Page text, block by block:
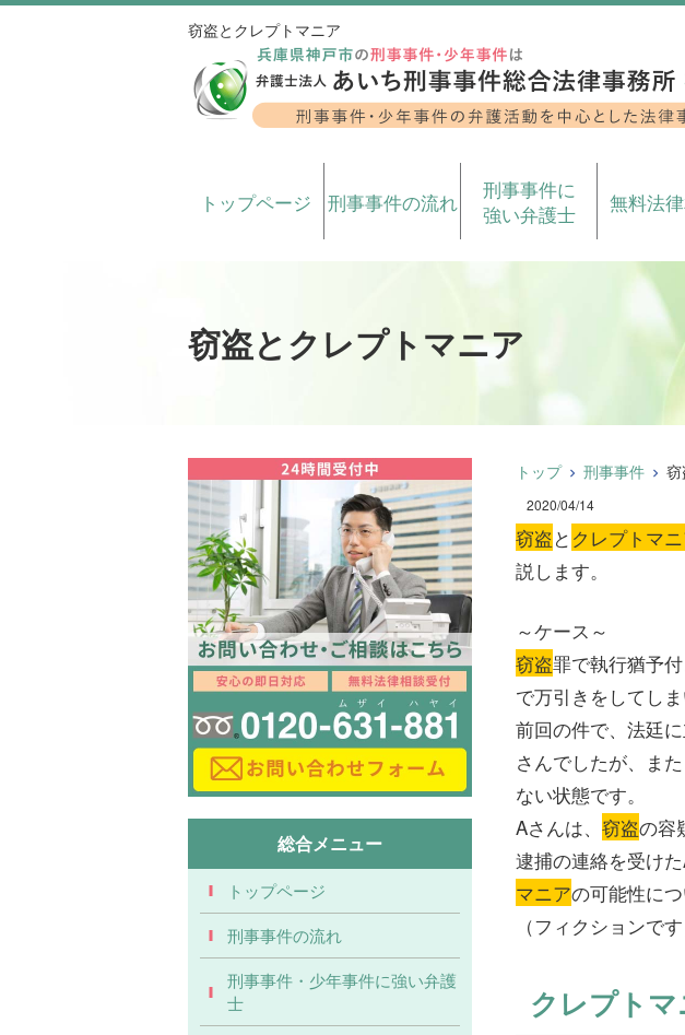
窃盗とクレプトマニア
トップページ 刑事事件の流れ
刑事事件に
強い弁護士
無料法
窃盗とクレプトマニア
トップ 刑事事件
2020/04/14
窃盗と クレプトマ
説します。
～ケース～
窃盗罪で執行猶予
で万引きをしてしま
前回の件で、法廷
さんでしたが、ま
ない状態です。
Aさんは、 窃盗の容
逮捕の連絡を受け
マニアの可能性に
（フィクションです
クレプト
総合メニュー
トップページ
刑事事件の流れ
刑事事件・少年事件に強い弁護
士